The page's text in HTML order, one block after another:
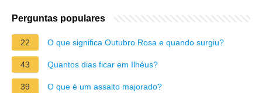
Perguntas populares
22 O que significa Outubro Rosa e quando surgiu?
43 Quantos dias ficar em Ilhéus?
39 O que é um assalto majorado?